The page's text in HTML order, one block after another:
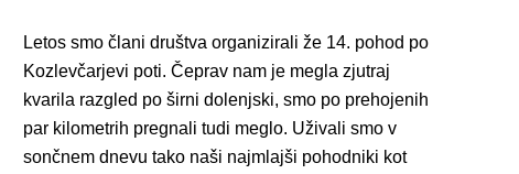
Letos smo člani društva organizirali že 14. pohod po
Kozlevčarjevi poti. Čeprav nam je megla zjutraj
kvarila razgled po širni dolenjski, smo po prehojenih
par kilometrih pregnali tudi meglo. Uživali smo v
sončnem dnevu tako naši najmlajši pohodniki kot